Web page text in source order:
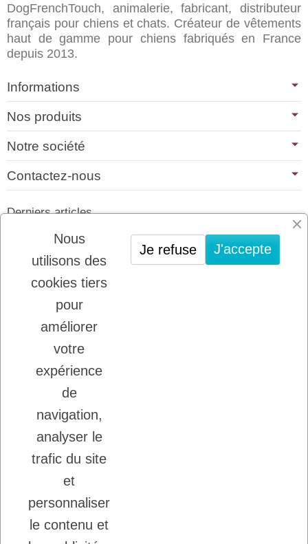
DogFrenchTouch, animalerie, fabricant, distributeur
français pour chiens et chats. Créateur de vêtements
haut de gamme pour chiens fabriqués en France
depuis 2013.
Informations
Nos produits
Notre société
Contactez-nous
Derniers articles
01/07/2026
PLATINUM : LE MEILLEUR DE LA
VIANDE POUR CHIENS ET CHATS
22/08/2025
LADYBEL : DES SOINS FRANCAIS DE
GRANDE QUALITE
Inscription à la newsletter
Vous pouvez vous désinscrire à tout moment.
J'accepte les conditions générales et la
politique de confidentialité.
Nous
utilisons des
cookies tiers
pour
améliorer
votre
expérience
de
navigation,
analyser le
trafic du site
et
personnaliser
le contenu et
J'accepte
Je refuse